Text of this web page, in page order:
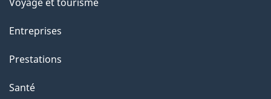
t
t
p
a
Entreprises
Prestations
Santé